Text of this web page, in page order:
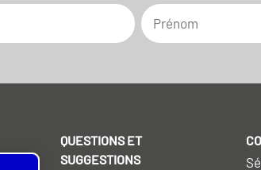
QUESTIONS ET
SUGGESTIONS